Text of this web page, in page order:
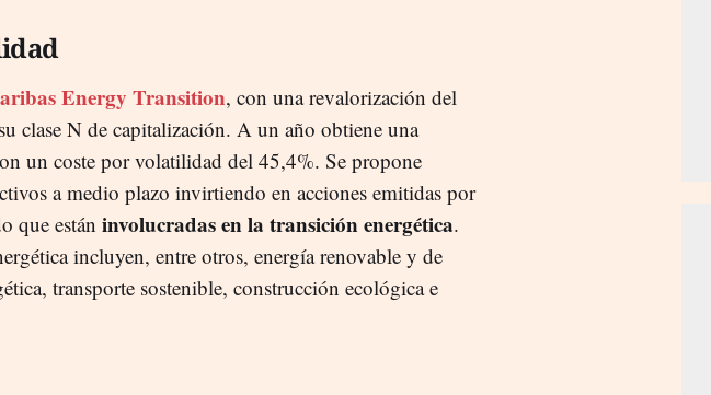
Energy Transition, con una revalorización del
clase N de capitalización. A un año obtiene una
un coste por volatilidad del 45,4%. Se propone
a medio plazo invirtiendo en acciones emitidas por
que están involucradas en la transición energética.
incluyen, entre otros, energía renovable y de
transporte sostenible, construcción ecológica e